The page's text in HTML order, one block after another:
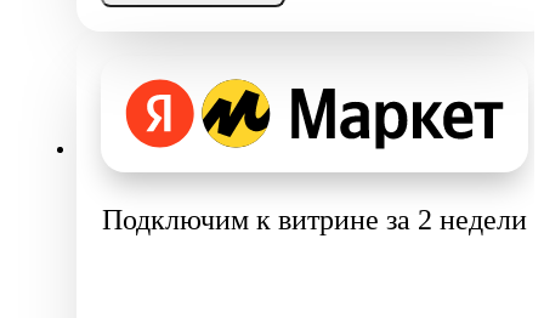
Подключим к витрине за 2 недели